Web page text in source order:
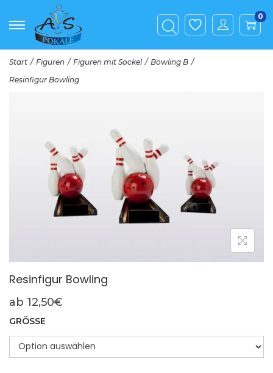
0
Start / Figuren / Figuren mit Sockel / Bowling B /
Resinfigur Bowling
Resinfigur Bowling
ab 12,50€
GRÖSSE